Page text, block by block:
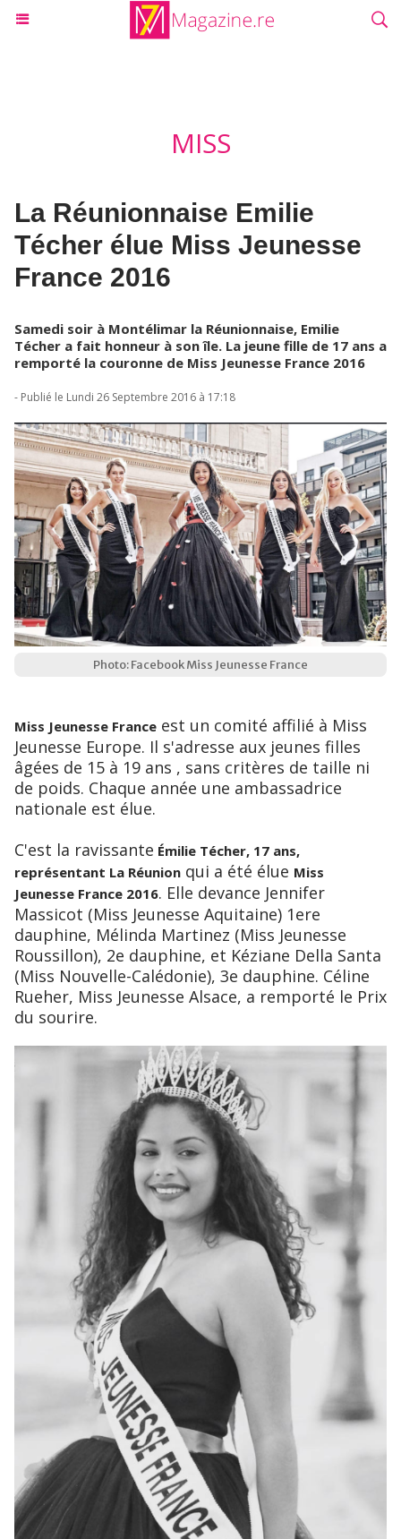
MISS
La Réunionnaise Emilie
Técher élue Miss Jeunesse
France 2016
Samedi soir à Montélimar la Réunionnaise, Emilie
Técher a fait honneur à son île. La jeune fille de 17 ans a
remporté la couronne de Miss Jeunesse France 2016
- Publié le Lundi 26 Septembre 2016 à 17:18
Photo: Facebook Miss Jeunesse France
Miss Jeunesse France est un comité affilié à Miss
Jeunesse Europe. Il s'adresse aux jeunes filles
âgées de 15 à 19 ans , sans critères de taille ni
de poids. Chaque année une ambassadrice
nationale est élue.
C'est la ravissante Émilie Técher, 17 ans,
représentant La Réunion qui a été élue Miss
Jeunesse France 2016. Elle devance Jennifer
Massicot (Miss Jeunesse Aquitaine) 1ere
dauphine, Mélinda Martinez (Miss Jeunesse
Roussillon), 2e dauphine, et Kéziane Della Santa
(Miss Nouvelle-Calédonie), 3e dauphine. Céline
Rueher, Miss Jeunesse Alsace, a remporté le Prix
du sourire.